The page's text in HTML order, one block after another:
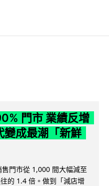
門市 業績反增
變成最潮「新鮮
門市從 1,000 間大幅減至
的 1.4 倍。做到「減店增